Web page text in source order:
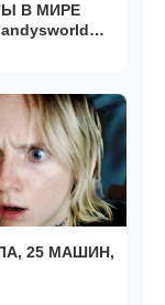
В МИРЕ
25 МАШИН,